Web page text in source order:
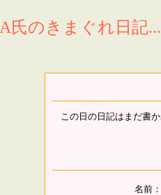
A氏のきまぐれ日記
この日の日記はまだ書か
名前：